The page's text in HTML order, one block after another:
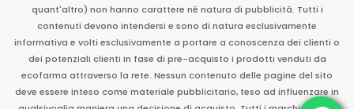
quant'altro) non hanno carattere né natura di pubblicità. Tutti i
contenuti devono intendersi e sono di natura esclusivamente
informativa e volti esclusivamente a portare a conoscenza dei clienti o
dei potenziali clienti in fase di pre-acquisto i prodotti venduti da
ecofarma attraverso la rete. Nessun contenuto delle pagine del sito
deve essere inteso come materiale pubblicitario, teso ad influenzare in